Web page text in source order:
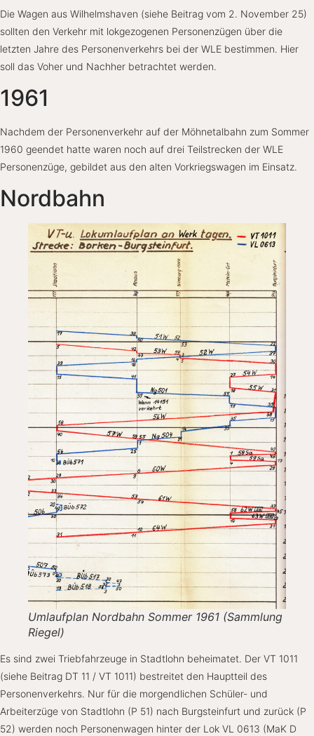
Die Wagen aus Wilhelmshaven (siehe Beitrag vom 2. November 25)
sollten den Verkehr mit lokgezogenen Personenzügen über die
letzten Jahre des Personenverkehrs bei der WLE bestimmen. Hier
soll das Voher und Nachher betrachtet werden.
1961
Nachdem der Personenverkehr auf der Möhnetalbahn zum Sommer
1960 geendet hatte waren noch auf drei Teilstrecken der WLE
Personenzüge, gebildet aus den alten Vorkriegswagen im Einsatz.
Nordbahn
Umlaufplan Nordbahn Sommer 1961 (Sammlung
Riegel)
Es sind zwei Triebfahrzeuge in Stadtlohn beheimatet. Der VT 1011
(siehe Beitrag DT 11 / VT 1011) bestreitet den Hauptteil des
Personenverkehrs. Nur für die morgendlichen Schüler- und
Arbeiterzüge von Stadtlohn (P 51) nach Burgsteinfurt und zurück (P
52) werden noch Personenwagen hinter der Lok VL 0613 (MaK D